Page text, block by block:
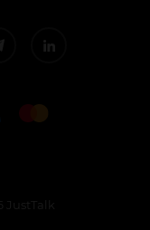
JustTalk